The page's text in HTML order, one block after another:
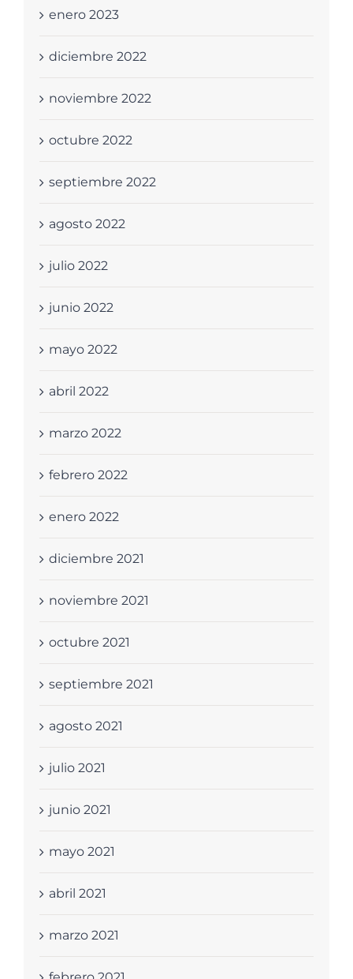
enero 2023
diciembre 2022
noviembre 2022
octubre 2022
septiembre 2022
agosto 2022
julio 2022
junio 2022
mayo 2022
abril 2022
marzo 2022
febrero 2022
enero 2022
diciembre 2021
noviembre 2021
octubre 2021
septiembre 2021
agosto 2021
julio 2021
junio 2021
mayo 2021
abril 2021
marzo 2021